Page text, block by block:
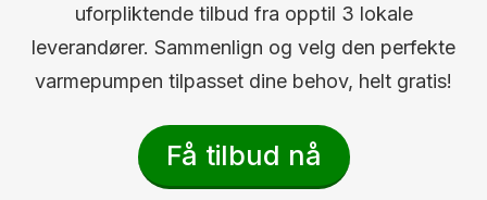
uforpliktende tilbud fra opptil 3 lokale
leverandører. Sammenlign og velg den perfekte
varmepumpen tilpasset dine behov, helt gratis!
Få tilbud nå